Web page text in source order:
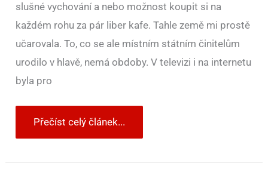
slušné vychování a nebo možnost koupit si na
každém rohu za pár liber kafe. Tahle země mi prostě
učarovala. To, co se ale místním státním činitelům
urodilo v hlavě, nemá obdoby. V televizi i na internetu
byla pro
Přečíst celý článek...